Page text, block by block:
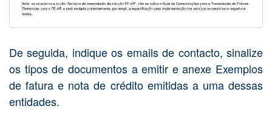
De seguida, indique os emails de contacto, sinalize
os tipos de documentos a emitir e anexe Exemplos
de fatura e nota de crédito emitidas a uma dessas
entidades.